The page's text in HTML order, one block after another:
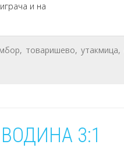
и на
, товаришево,утакмица,
3:1